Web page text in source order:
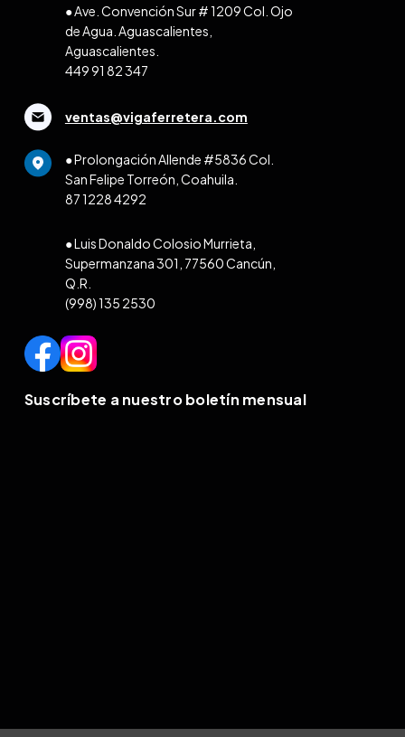
● Ave. Convención Sur # 1209 Col. Ojo
de Agua. Aguascalientes,
Aguascalientes.
449 91 82 347
ventas@vigaferretera.com
● Prolongación Allende #5836 Col.
San Felipe Torreón, Coahuila.
87 1228 4292
● Luis Donaldo Colosio Murrieta,
Supermanzana 301, 77560 Cancún,
Q.R.
(998) 135 2530
Suscríbete a nuestro boletín mensual